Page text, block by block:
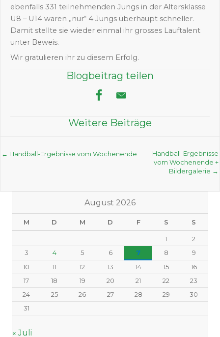
ebenfalls 331 teilnehmenden Jungs in der Altersklasse
U8 – U14 waren „nur“ 4 Jungs überhaupt schneller.
Damit stellte sie wieder einmal ihr grosses Lauftalent
unter Beweis.
Wir gratulieren ihr zu diesem Erfolg.
Blogbeitrag teilen
Weitere Beiträge
Posts
← Handball-Ergebnisse vom Wochenende
Handball-Ergebnisse
vom Wochenende +
Bildergalerie →
August 2026
M D M D F S S
1
2
3
4 5 6 7 8
9
10
11 12 13 14 15
16
17
18 19 20 21 22
23
24
25 26 27 28 29
30
31
« Juli